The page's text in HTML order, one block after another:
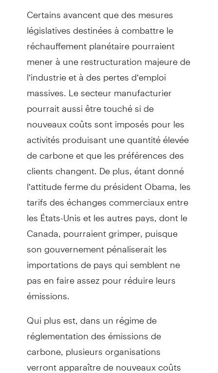
Certains avancent que des mesures
législatives destinées à combattre le
réchauffement planétaire pourraient
mener à une restructuration majeure de
l’industrie et à des pertes d’emploi
massives. Le secteur manufacturier
pourrait aussi être touché si de
nouveaux coûts sont imposés pour les
activités produisant une quantité élevée
de carbone et que les préférences des
clients changent. De plus, étant donné
l’attitude ferme du président Obama, les
tarifs des échanges commerciaux entre
les États-Unis et les autres pays, dont le
Canada, pourraient grimper, puisque
son gouvernement pénaliserait les
importations de pays qui semblent ne
pas en faire assez pour réduire leurs
émissions.
Qui plus est, dans un régime de
réglementation des émissions de
carbone, plusieurs organisations
verront apparaître de nouveaux coûts